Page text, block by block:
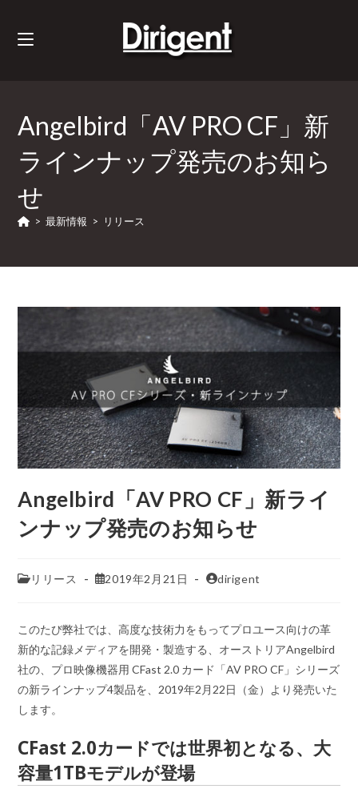
Angelbird「AV PRO CF」新
ラインナップ発売のお知ら
せ
> 最新情報 > リリース
Angelbird「AV PRO CF」新ライ
ンナップ発売のお知らせ
リリース 2019年2月21日 dirigent
このたび弊社では、高度な技術力をもってプロユース向けの革
新的な記録メディアを開発・製造する、オーストリアAngelbird
社の、プロ映像機器用 CFast 2.0 カード「AV PRO CF」シリーズ
の新ラインナップ4製品を、2019年2月22日（金）より発売いた
します。
CFast 2.0カードでは世界初となる、大
容量1TBモデルが登場